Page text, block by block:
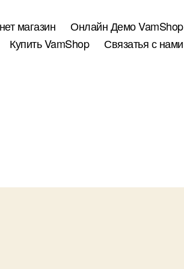
магазин
Онлайн Демо VamShop
Купить VamShop
Связатья с нами